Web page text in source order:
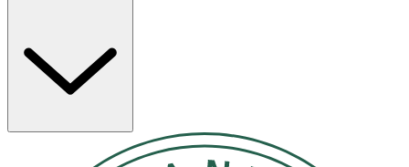
·Kolin
bidrar till normal fettomsättning och normal
leverfunktion
Användning & Dosering